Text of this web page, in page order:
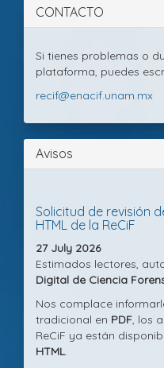
CONTACTO
Si tienes problemas o
plataforma, puedes
recif@enacif.unam.mx
Avisos
Solicitud de revisión
HTML de la ReCiF
27 July 2026
Estimados lectores,
Digital de Ciencia
Nos complace
tradicional en PDF, los
ReCiF ya están
HTML.